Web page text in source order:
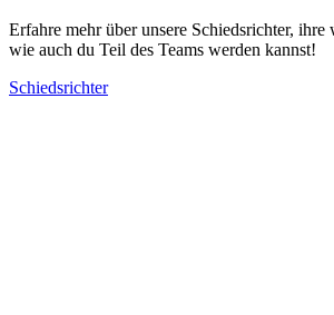
Erfahre mehr über unsere Schiedsrichter,
wie auch du Teil des Teams werden kannst!
Schiedsrichter